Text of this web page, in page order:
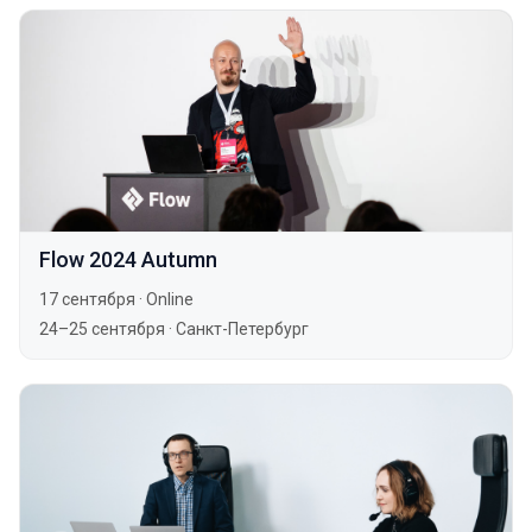
Flow 2024 Autumn
17 сентября · Online
24–25 сентября · Санкт-Петербург